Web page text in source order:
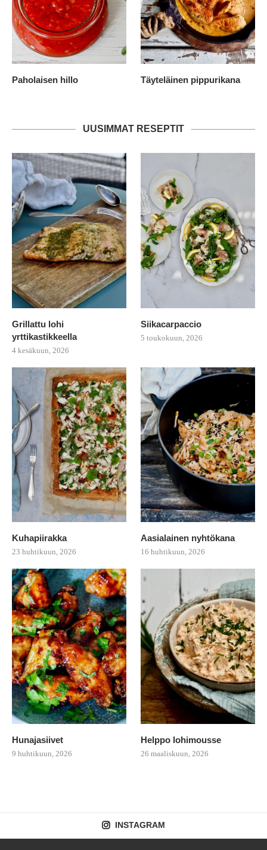
Paholaisen hillo Täyteläinen pippurikana
UUSIMMAT RESEPTIT
Grillattu lohi
yrttikastikkeella
4 kesäkuun, 2026
Siikacarpaccio
5 toukokuun, 2026
Kuhapiirakka
23 huhtikuun, 2026
Aasialainen nyhtökana
16 huhtikuun, 2026
Hunajasiivet
9 huhtikuun, 2026
Helppo lohimousse
26 maaliskuun, 2026
INSTAGRAM